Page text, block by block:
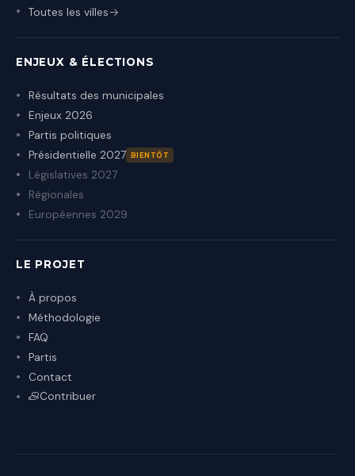
Toutes les villes
ENJEUX & ÉLECTIONS
Résultats des municipales
Enjeux 2026
Partis politiques
Présidentielle 2027 BIENTÔT
Législatives 2027
Régionales
Européennes 2029
LE PROJET
À propos
Méthodologie
FAQ
Partis
Contact
Contribuer